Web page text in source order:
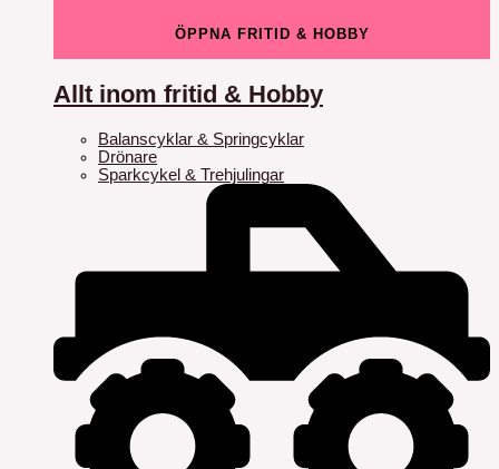
ÖPPNA FRITID & HOBBY
Allt inom fritid & Hobby
Balanscyklar & Springcyklar
Drönare
Sparkcykel & Trehjulingar